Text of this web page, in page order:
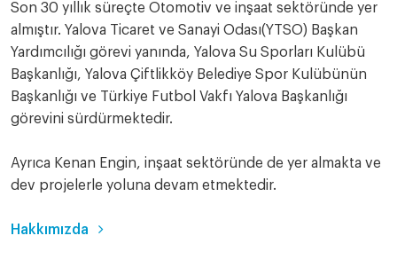
Son 30 yıllık süreçte Otomotiv ve inşaat sektöründe yer
almıştır. Yalova Ticaret ve Sanayi Odası(YTSO) Başkan
Yardımcılığı görevi yanında, Yalova Su Sporları Kulübü
Başkanlığı, Yalova Çiftlikköy Belediye Spor Kulübünün
Başkanlığı ve Türkiye Futbol Vakfı Yalova Başkanlığı
görevini sürdürmektedir.
Ayrıca Kenan Engin, inşaat sektöründe de yer almakta ve
dev projelerle yoluna devam etmektedir.
Hakkımızda